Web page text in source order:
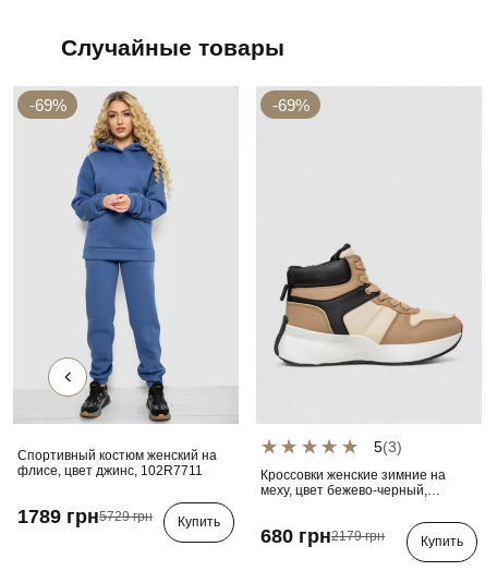
Случайные товары
-69%
Спортивный костюм женский на
флисе, цвет джинс, 102R7711
1789 грн5729 грн Купить
-69%
5(3)
Кроссовки женские зимние на
меху, цвет бежево-черный,
680 грн2179 грн Купить